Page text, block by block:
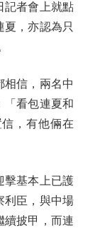
記者會上就點
夏，亦認為只
信，兩名中
「看包連夏和
，有他倆在
基本上已護
利臣，與中場
續披甲，而連